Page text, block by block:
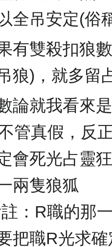
全吊安定(俗
有雙殺扣狼
狼)，就多留
論就我看來
管真假，反
會死光占靈
兩隻狼狐
：R職的那
把職R光求